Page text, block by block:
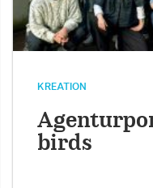
KREATION
birds